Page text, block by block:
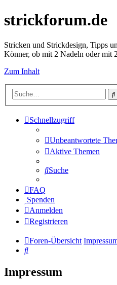
strickforum.de
Stricken und Strickdesign, Tipps
Könner, ob mit 2 Nadeln oder mit
Zum Inhalt
Schnellzugriff
Unbeantwortete
Aktive Themen
Suche
FAQ
Spenden
Anmelden
Registrieren
Foren-Übersicht
Suche
Impressum